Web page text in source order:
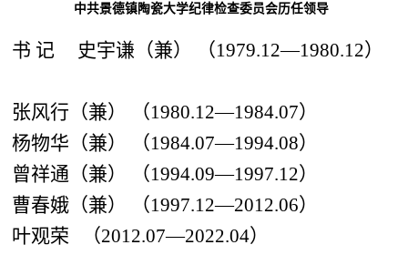
中共景德镇陶瓷大学纪律检查委员会历任领导
书 记 史宇谦（兼） （1979.12—1980.12）
张风行（兼） （1980.12—1984.07）
杨物华（兼） （1984.07—1994.08）
曾祥通（兼） （1994.09—1997.12）
曹春娥（兼） （1997.12—2012.06）
叶观荣
（2012.07—2022.04）